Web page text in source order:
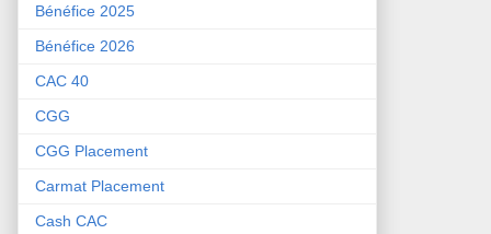
Bénéfice 2025
Bénéfice 2026
CAC 40
CGG
CGG Placement
Carmat Placement
Cash CAC